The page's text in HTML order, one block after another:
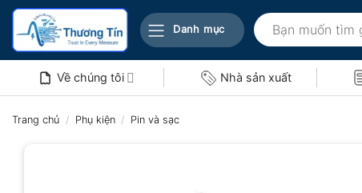
Bỏ
nội
Danh mục
Tìm
kiếm:
Về chúng tôi Nhà sản xuất
Trang chủ / Phụ kiện / Pin và sạc